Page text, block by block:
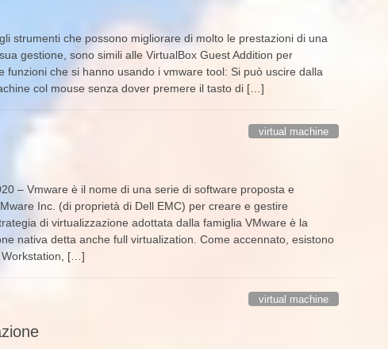
strumenti che possono migliorare di molto le prestazioni di una
gestione, sono simili alle VirtualBox Guest Addition per
funzioni che si hanno usando i vmware tool: Si può uscire dalla
col mouse senza dover premere il tasto di […]
virtual machine
– Vmware è il nome di una serie di software proposta e
Inc. (di proprietà di Dell EMC) per creare e gestire
di virtualizzazione adottata dalla famiglia VMware è la
nativa detta anche full virtualization. Come accennato, esistono
Workstation, […]
virtual machine